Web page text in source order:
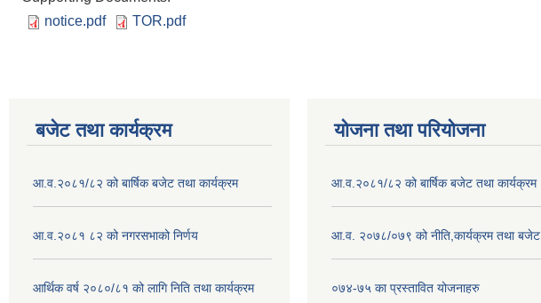
notice.pdf
TOR.pdf
बजेट तथा कार्यक्रम
आ.व.२०८१/८२ को बार्षिक बजेट तथा कार्यक्रम
आ.व.२०८१ ८२ को नगरसभाको निर्णय
आर्थिक वर्ष २०८०/८१ को लागि निति तथा कार्यक्रम
योजना तथा परियोजना
आ.व.२०८१/८२ को बार्षिक बजेट तथा कार्यक्रम
आ.व. २०७८/०७९ को नीति,कार्यक्रम तथा बजेट
०७४-७५ का प्रस्तावित योजनाहरु